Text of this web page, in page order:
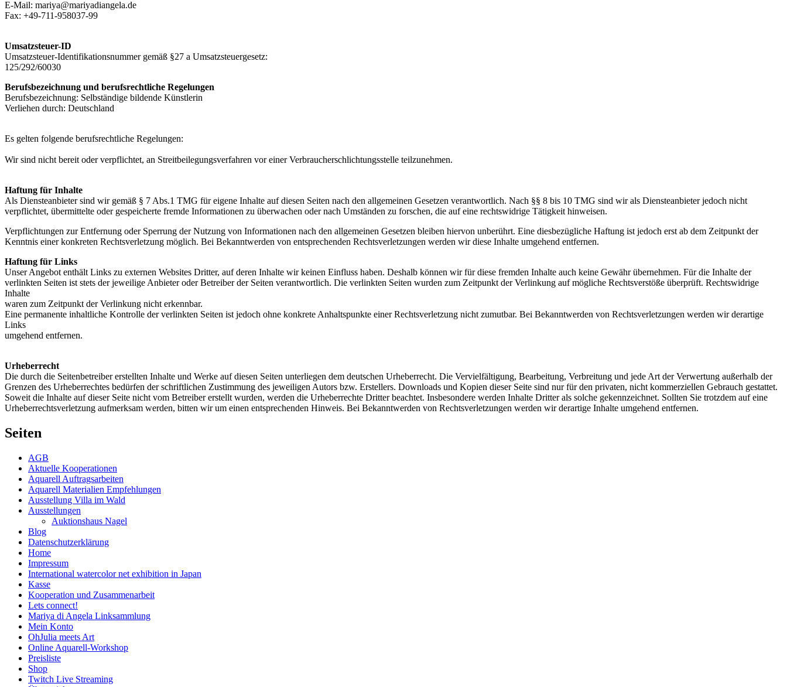
E-Mail: mariya@mariyadiangela.de
Fax: +49-711-958037-99
Umsatzsteuer-ID
Umsatzsteuer-Identifikationsnummer gemäß §27 a Umsatzsteuergesetz:
125/292/60030
Berufsbezeichnung und berufsrechtliche Regelungen
Berufsbezeichnung: Selbständige bildende Künstlerin
Verliehen durch: Deutschland
Es gelten folgende berufsrechtliche Regelungen:
Wir sind nicht bereit oder verpflichtet, an Streitbeilegungsverfahren vor einer Verbraucherschlichtungsstelle teilzunehmen.
Haftung für Inhalte
Als Diensteanbieter sind wir gemäß § 7 Abs.1 TMG für eigene Inhalte auf diesen Seiten nach den allgemeinen Gesetzen verantwortlich. Nach §§ 8 bis 10 TMG sind wir als Diensteanbieter jedoch nicht
verpflichtet, übermittelte oder gespeicherte fremde Informationen zu überwachen oder nach Umständen zu forschen, die auf eine rechtswidrige Tätigkeit hinweisen.
Verpflichtungen zur Entfernung oder Sperrung der Nutzung von Informationen nach den allgemeinen Gesetzen bleiben hiervon unberührt. Eine diesbezügliche Haftung ist jedoch erst ab dem Zeitpunkt der
Kenntnis einer konkreten Rechtsverletzung möglich. Bei Bekanntwerden von entsprechenden Rechtsverletzungen werden wir diese Inhalte umgehend entfernen.
Haftung für Links
Unser Angebot enthält Links zu externen Websites Dritter, auf deren Inhalte wir keinen Einfluss haben. Deshalb können wir für diese fremden Inhalte auch keine Gewähr übernehmen. Für die Inhalte der
verlinkten Seiten ist stets der jeweilige Anbieter oder Betreiber der Seiten verantwortlich. Die verlinkten Seiten wurden zum Zeitpunkt der Verlinkung auf mögliche Rechtsverstöße überprüft. Rechtswidrige
Inhalte
waren zum Zeitpunkt der Verlinkung nicht erkennbar.
Eine permanente inhaltliche Kontrolle der verlinkten Seiten ist jedoch ohne konkrete Anhaltspunkte einer Rechtsverletzung nicht zumutbar. Bei Bekanntwerden von Rechtsverletzungen werden wir derartige
Links
umgehend entfernen.
Urheberrecht
Die durch die Seitenbetreiber erstellten Inhalte und Werke auf diesen Seiten unterliegen dem deutschen Urheberrecht. Die Vervielfältigung, Bearbeitung, Verbreitung und jede Art der Verwertung außerhalb der
Grenzen des Urheberrechtes bedürfen der schriftlichen Zustimmung des jeweiligen Autors bzw. Erstellers. Downloads und Kopien dieser Seite sind nur für den privaten, nicht kommerziellen Gebrauch gestattet.
Soweit die Inhalte auf dieser Seite nicht vom Betreiber erstellt wurden, werden die Urheberrechte Dritter beachtet. Insbesondere werden Inhalte Dritter als solche gekennzeichnet. Sollten Sie trotzdem auf eine
Urheberrechtsverletzung aufmerksam werden, bitten wir um einen entsprechenden Hinweis. Bei Bekanntwerden von Rechtsverletzungen werden wir derartige Inhalte umgehend entfernen.
Seiten
AGB
Aktuelle Kooperationen
Aquarell Auftragsarbeiten
Aquarell Materialien Empfehlungen
Ausstellung Villa im Wald
Ausstellungen
Auktionshaus Nagel
Blog
Datenschutzerklärung
Home
Impressum
International watercolor net exhibition in Japan
Kasse
Kooperation und Zusammenarbeit
Lets connect!
Mariya di Angela Linksammlung
Mein Konto
OhJulia meets Art
Online Aquarell-Workshop
Preisliste
Shop
Twitch Live Streaming